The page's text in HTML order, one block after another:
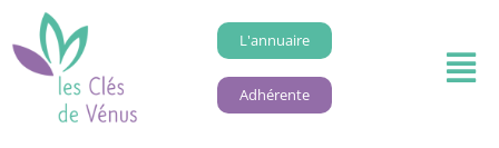
L'annuaire
Adhérente